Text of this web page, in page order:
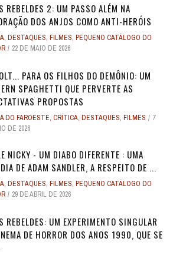
REBELDES 2: UM PASSO ALÉM NA
DOS ANJOS COMO ANTI-HERÓIS
, DESTAQUES, FILMES, PEQUENO CATÁLOGO DO
22 DE MAIO DE 2026
PARA OS FILHOS DO DEMÔNIO: UM
SPAGHETTI QUE PERVERTE AS
PROPOSTAS
DO FAROESTE, CRÍTICA, DESTAQUES, FILMES
7
DE 2026
NICKY - UM DIABO DIFERENTE : UMA
DE ADAM SANDLER, A RESPEITO DE ...
, DESTAQUES, FILMES, PEQUENO CATÁLOGO DO
29 DE ABRIL DE 2026
REBELDES: UM EXPERIMENTO SINGULAR
DE HORROR DOS ANOS 1990, QUE SE